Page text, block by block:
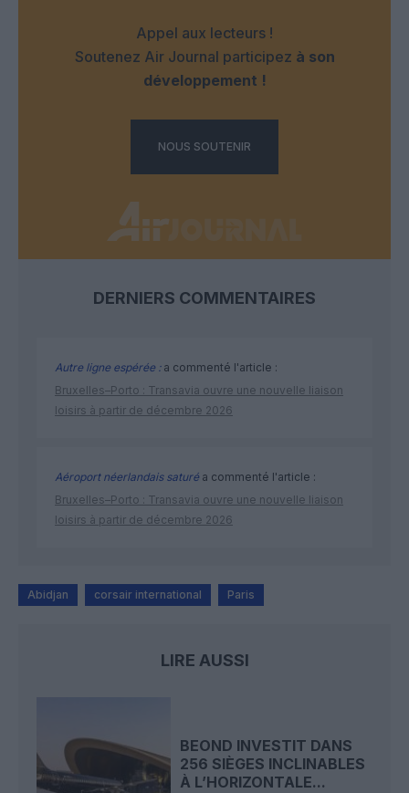
Appel aux lecteurs !
Soutenez Air Journal participez à son
développement !
NOUS SOUTENIR
DERNIERS COMMENTAIRES
Autre ligne espérée :a commenté l'article :
Bruxelles–Porto : Transavia ouvre une nouvelle liaison
loisirs à partir de décembre 2026
Aéroport néerlandais saturéa commenté l'article :
Bruxelles–Porto : Transavia ouvre une nouvelle liaison
loisirs à partir de décembre 2026
Abidjan corsair international Paris
LIRE AUSSI
BEOND INVESTIT DANS
256 SIÈGES INCLINABLES
À L’HORIZONTALE...